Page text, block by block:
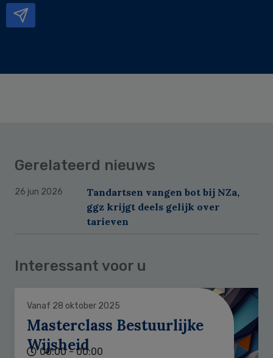
Gerelateerd nieuws
26 jun 2026
Tandartsen vangen bot bij NZa,
ggz krijgt deels gelijk over
tarieven
Interessant voor u
Vanaf 28 oktober 2025
Masterclass Bestuurlijke
Wijsheid
00:00 - 00:00